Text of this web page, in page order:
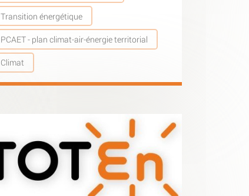
Transition énergétique
PCAET - plan climat-air-énergie territorial
Climat